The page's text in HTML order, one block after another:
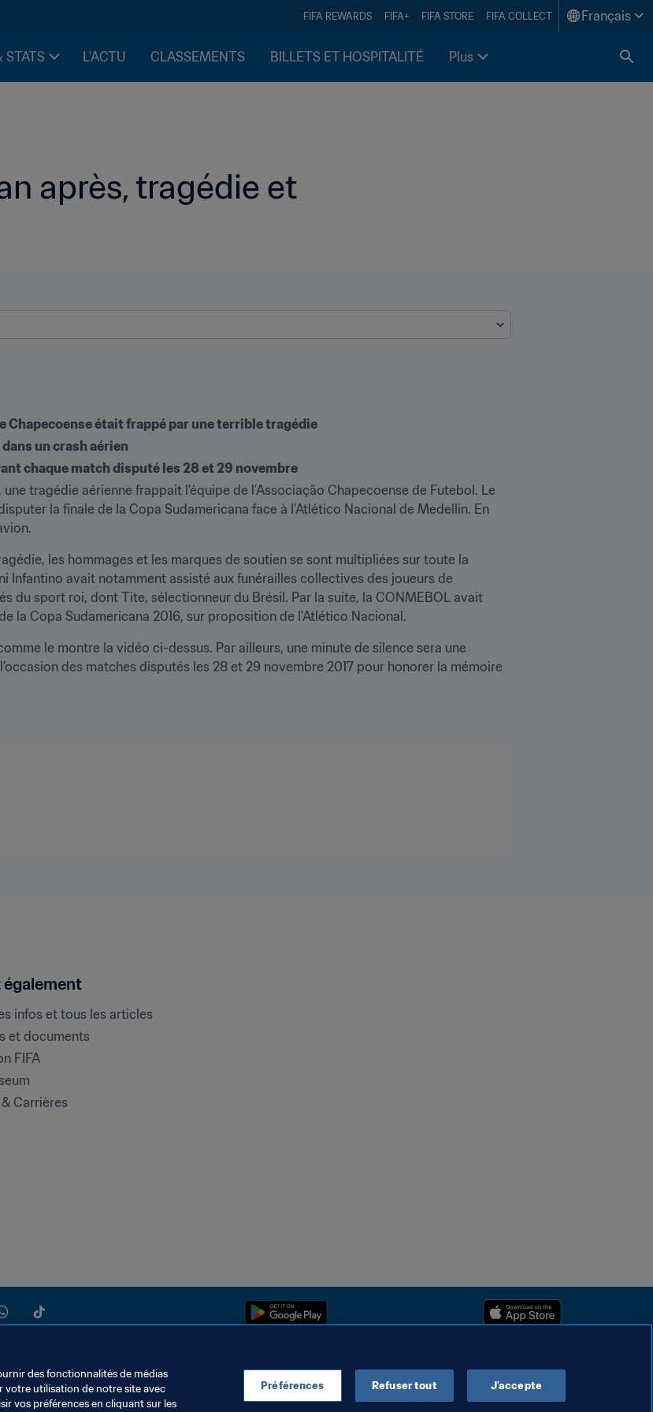
FIFA REWARDS FIFA+ FIFA STORE FIFA COLLECT Français
STATS L'ACTU CLASSEMENTS BILLETS ET HOSPITALITÉ Plus
après, tragédie et
Chapecoense était frappé par une terrible tragédie
un crash aérien
chaque match disputé les 28 et 29 novembre
une tragédie aérienne frappait l'équipe de l’Associação Chapecoense de Futebol. Le
la finale de la Copa Sudamericana face à l’Atlético Nacional de Medellin. En
les hommages et les marques de soutien se sont multipliées sur toute la
Infantino avait notamment assisté aux funérailles collectives des joueurs de
du sport roi, dont Tite, sélectionneur du Brésil. Par la suite, la CONMEBOL avait
la Copa Sudamericana 2016, sur proposition de l'Atlético Nacional.
le montre la vidéo ci-dessus. Par ailleurs, une minute de silence sera une
des matches disputés les 28 et 29 novembre 2017 pour honorer la mémoire
infos et tous les articles
et documents
FIFA
Carrières
PARAMÈTRAGE DES COOKIES Droits d'auteur © 1994 - 2025 FIFA. Tous les droits sont réservés.
des fonctionnalités de médias
votre utilisation de notre site avec
vos préférences en cliquant sur les
Préférences Refuser tout J’accepte